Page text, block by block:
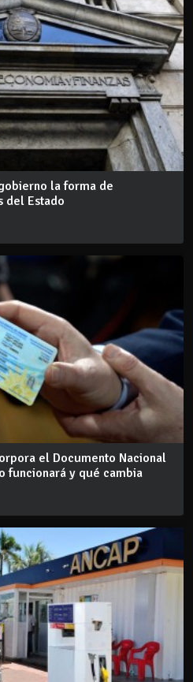
la forma de
del Estado
el Documento Nacional
funcionará y qué cambia